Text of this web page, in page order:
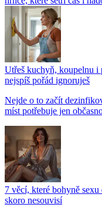
Utřeš kuchyň, koupelnu i
nejspíš pořád ignoruješ
Nejde o to začít
míst potřebuje jen
7 věcí, které bohyně
skoro nesouvisí